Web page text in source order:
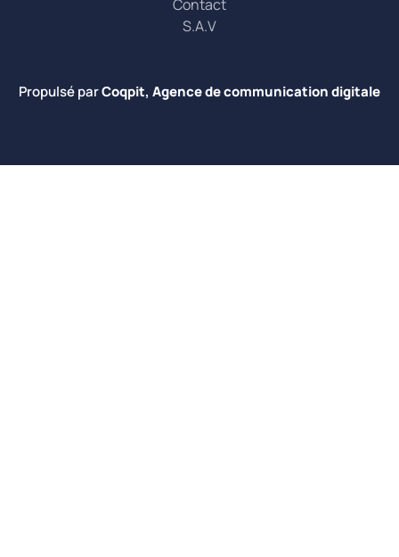
Contact
S.A.V
Propulsé parCoqpit, Agence de communication digitale